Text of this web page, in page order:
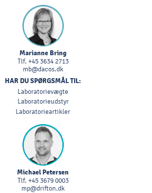
Marianne Bring
Tlf. +45 3634 2713
mb@dacos.dk
HAR DU SPØRGSMÅL TIL:
Laboratorievægte
Laboratorieudstyr
Laboratorieartikler
Michael Petersen
Tlf. +45 3679 0003
mp@drifton.dk